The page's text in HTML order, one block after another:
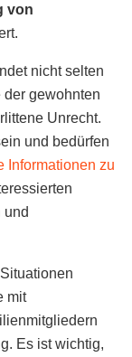
von
nicht selten
der gewohnten
Unrecht.
und bedürfen
Informationen zu
und
mit
Es ist wichtig,